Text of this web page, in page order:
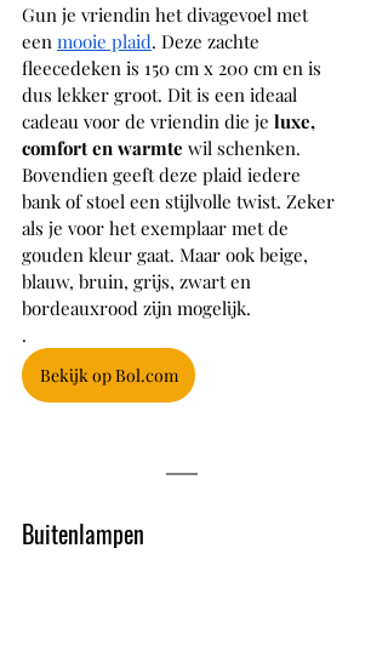
Gun je vriendin het divagevoel met
een mooie plaid. Deze zachte
fleecedeken is 150 cm x 200 cm en is
dus lekker groot. Dit is een ideaal
cadeau voor de vriendin die je luxe,
comfort en warmte wil schenken.
Bovendien geeft deze plaid iedere
bank of stoel een stijlvolle twist. Zeker
als je voor het exemplaar met de
gouden kleur gaat. Maar ook beige,
blauw, bruin, grijs, zwart en
bordeauxrood zijn mogelijk.
.
Bekijk op Bol.com
Buitenlampen